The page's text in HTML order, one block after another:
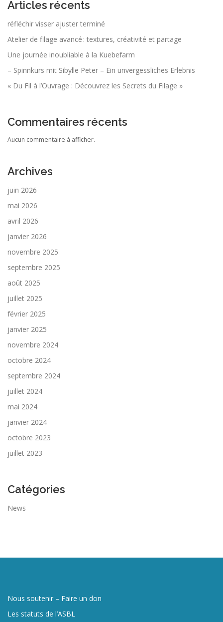
Articles récents
réfléchir visser ajuster terminé
Atelier de filage avancé : textures, créativité et partage
Une journée inoubliable à la Kuebefarm
– Spinnkurs mit Sibylle Peter – Ein unvergessliches Erlebnis
« Du Fil à l’Ouvrage : Découvrez les Secrets du Filage »
Commentaires récents
Aucun commentaire à afficher.
Archives
juin 2026
mai 2026
avril 2026
janvier 2026
novembre 2025
septembre 2025
août 2025
juillet 2025
février 2025
janvier 2025
novembre 2024
octobre 2024
septembre 2024
juillet 2024
mai 2024
janvier 2024
octobre 2023
juillet 2023
Catégories
News
Nous soutenir – Faire un don
Les statuts de l’ASBL